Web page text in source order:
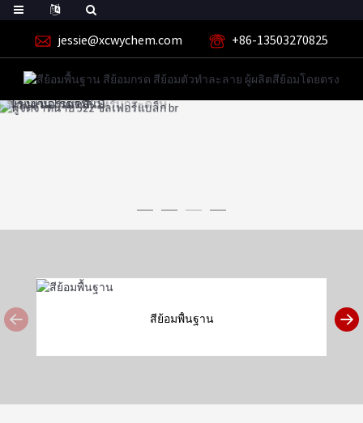
jessie@xcwychem.com +86-13503270825
สีย้อมพื้นฐาน